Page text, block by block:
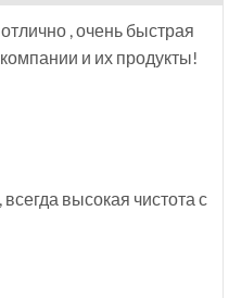
, очень быстрая
и их продукты!
высокая чистота с